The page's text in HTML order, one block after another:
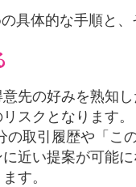
体的な手順と、
先の好みを熟知
スクとなります。
取引履歴や「こ
近い提案が可能
す。